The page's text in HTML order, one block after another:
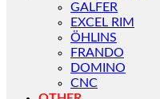
GALFER
EXCEL RIM
ÖHLINS
FRANDO
DOMINO
CNC